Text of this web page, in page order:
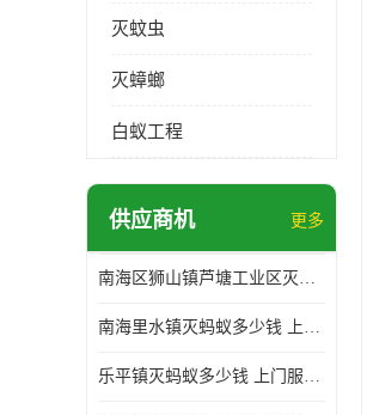
灭蚊虫
灭蟑螂
白蚁工程
供应商机 更多
南海区狮山镇芦塘工业区灭白蚁多少钱 上门服务 确定方案
南海里水镇灭蚂蚁多少钱 上门服务 确定方案
乐平镇灭蚂蚁多少钱 上门服务 确定方案